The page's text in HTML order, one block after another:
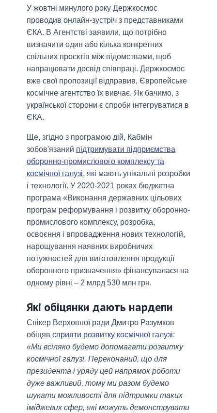
У жовтні минулого року Держкосмос
проводив онлайн-зустріч з представниками
ЄКА. В Агентстві заявили, що потрібно
визначити один або кілька конкретних
спільних проєктів між відомствами, щоб
напрацювати досвід співпраці. Держкосмос
вже свої пропозиції відправив, Європейське
космічне агентство їх вивчає. Як бачимо, з
української сторони є спроби інтегруватися в
ЄКА.
Ще, згідно з програмою дій, Кабмін
зобов'язаний підтримувати підприємства
оборонно-промислового комплексу та
космічної галузі, які мають унікальні розробки
і технології. У 2020-2021 роках бюджетна
програма «Виконання державних цільових
програм реформування і розвитку оборонно-
промислового комплексу, розробка,
освоєння і впровадження нових технологій,
нарощування наявних виробничих
потужностей для виготовлення продукції
оборонного призначення» фінансувалася на
одному рівні – 2 млрд 530 млн грн.
Які обіцянки дають нардепи
Спікер Верховної ради Дмитро Разумков
обіцяв сприяти розвитку космічної галузі:
«Ми всіляко будемо допомагати розвитку
космічної галузі. Переконаний, що для
президента і уряду цей напрямок роботи
дуже важливий, тому ми разом будемо
шукати можливості для підтримки таких
іміджевих сфер, які можуть демонструвати